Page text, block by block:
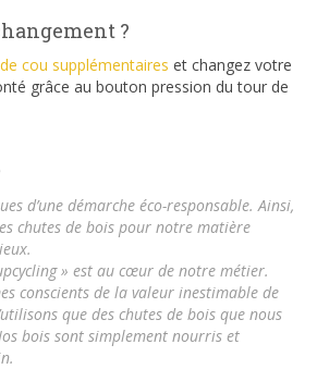
?
cou supplémentaires et changez votre
grâce au bouton pression du tour de
d’une démarche éco-responsable. Ainsi,
chutes de bois pour notre matière
» est au cœur de notre métier.
conscients de la valeur inestimable de
que des chutes de bois que nous
bois sont simplement nourris et